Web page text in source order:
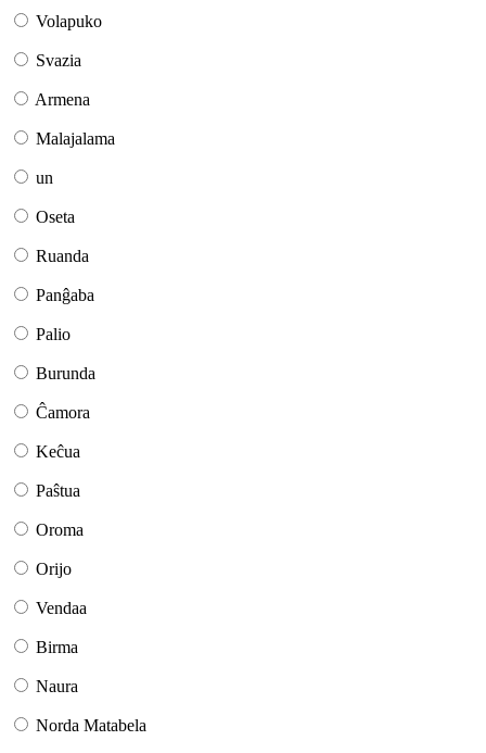
Volapuko
Svazia
Armena
Malajalama
un
Oseta
Ruanda
Panĝaba
Palio
Burunda
Ĉamora
Keĉua
Paŝtua
Oroma
Orijo
Vendaa
Birma
Naura
Norda Matabela